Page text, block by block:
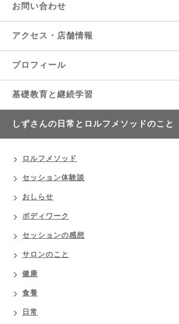
お問い合わせ
アクセス・店舗情報
プロフィール
基礎教育と継続学習
しずさんの日常とロルフメソッドのこと
ロルフメソッド
セッション体験談
おしらせ
ボディワーク
セッションの感想
サロンのこと
健康
食養
日常